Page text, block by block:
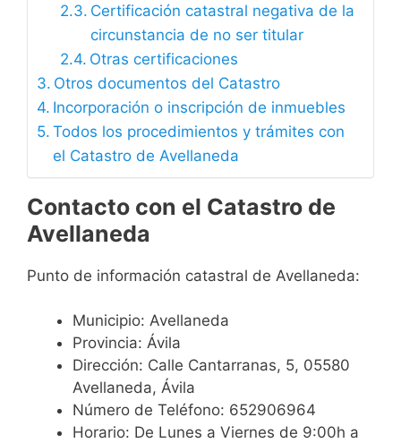
Certificación catastral negativa de la
circunstancia de no ser titular
Otras certificaciones
Otros documentos del Catastro
Incorporación o inscripción de inmuebles
Todos los procedimientos y trámites con
el Catastro de Avellaneda
Contacto con el Catastro de
Avellaneda
Punto de información catastral de Avellaneda:
Municipio: Avellaneda
Provincia: Ávila
Dirección: Calle Cantarranas, 5, 05580
Avellaneda, Ávila
Número de Teléfono: 652906964
Horario: De Lunes a Viernes de 9:00h a